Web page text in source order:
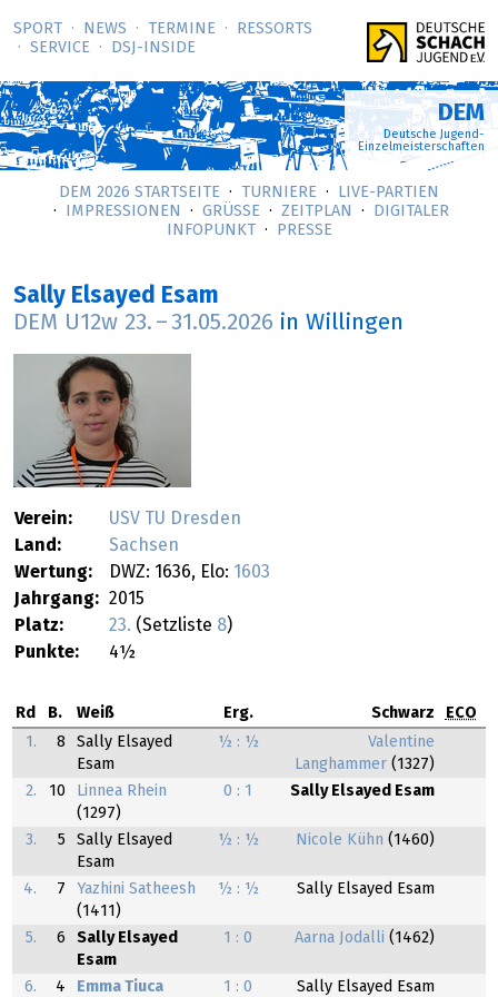
SPORT NEWS TERMINE
RESSORTS
SERVICE
DSJ-­INSIDE
DEM
Deutsche Jugend-
Einzelmeisterschaften
DEM 2026 STARTSEITE TURNIERE
LIVE-PARTIEN
IMPRESSIONEN
GRÜSSE ZEITPLAN
DIGITALER
INFOPUNKT
PRESSE
Sally Elsayed Esam
DEM U12w 23. – 31.05.2026 in Willingen
Verein:
USV TU Dresden
Land:
Sachsen
Wertung:
DWZ: 1636, Elo: 1603
Jahrgang: 2015
Platz:
23. (Setzliste 8)
Punkte:
4½
Rd B. Weiß Erg. Schwarz
ECO
1.
8
Sally Elsayed
Esam
½ : ½
Valentine
Langhammer (1327)
2.
10
Linnea Rhein
(1297)
0 : 1 Sally Elsayed Esam
3. 5
Sally Elsayed
Esam
½ : ½ Nicole Kühn (1460)
4. 7
Yazhini Satheesh
(1411)
½ : ½ Sally Elsayed Esam
5. 6
Sally Elsayed
Esam
1 : 0 Aarna Jodalli (1462)
6. 4 Emma Tiuca 1 : 0 Sally Elsayed Esam